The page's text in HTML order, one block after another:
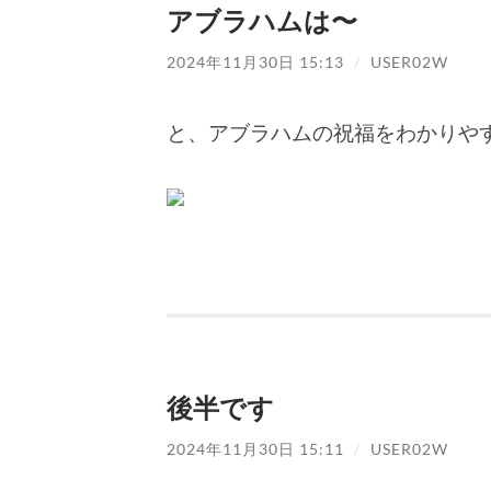
アブラハムは〜
2024年11月30日 15:13 / USER02W
と、アブラハムの祝福をわかりや
後半です
2024年11月30日 15:11 / USER02W